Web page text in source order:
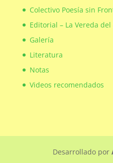
Colectivo Poesía sin
Editorial – La Vereda del
Galería
Literatura
Notas
Videos recomendados
Desarrollado por